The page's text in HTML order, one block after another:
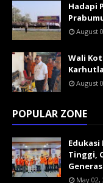
Hadapi
August
Wali
Karhutla
August
POPULAR ZONE
Tinggi,
May 02,